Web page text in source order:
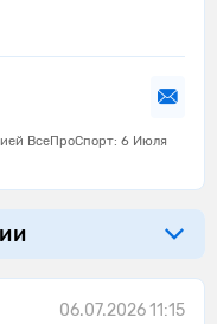
ВсеПроСпорт: 6 Июля
06.07.2026 11:15